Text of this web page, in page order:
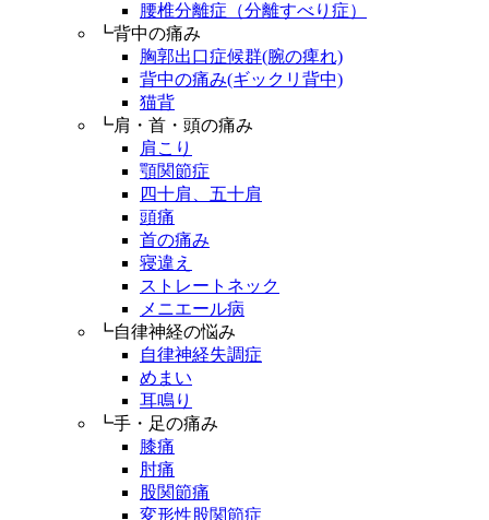
腰椎分離症（分離すべり症）
┗背中の痛み
胸郭出口症候群(腕の痺れ)
背中の痛み(ギックリ背中)
猫背
┗肩・首・頭の痛み
肩こり
顎関節症
四十肩、五十肩
頭痛
首の痛み
寝違え
ストレートネック
メニエール病
┗自律神経の悩み
自律神経失調症
めまい
耳鳴り
┗手・足の痛み
膝痛
肘痛
股関節痛
変形性股関節症